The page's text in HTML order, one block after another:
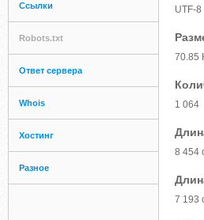
Ссылки
Robots.txt
Ответ сервера
Whois
Хостинг
Разное
UTF-8
70.85
1 064
8 454
7 193